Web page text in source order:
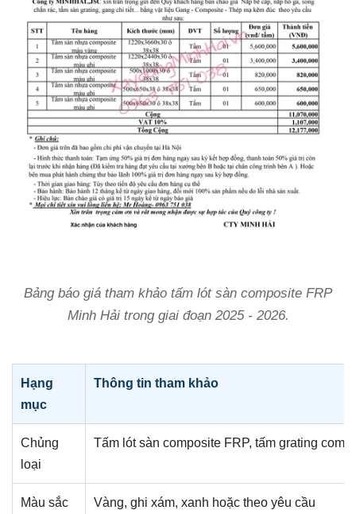
Bảng báo giá tham khảo tấm lót sàn composite FRP
Minh Hải trong giai đoạn 2025 - 2026.
Hạng
mục
Thông tin tham khảo
Chủng
loại
Tấm lót sàn composite FRP, tấm grating
Màu sắc Vàng, ghi xám, xanh hoặc theo yêu cầu